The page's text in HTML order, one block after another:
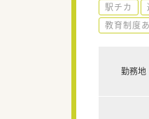
駅チカ
教育制度
勤務地